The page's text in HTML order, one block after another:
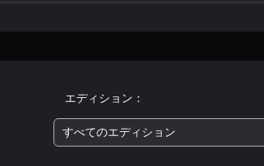
エディション：
すべてのエディション